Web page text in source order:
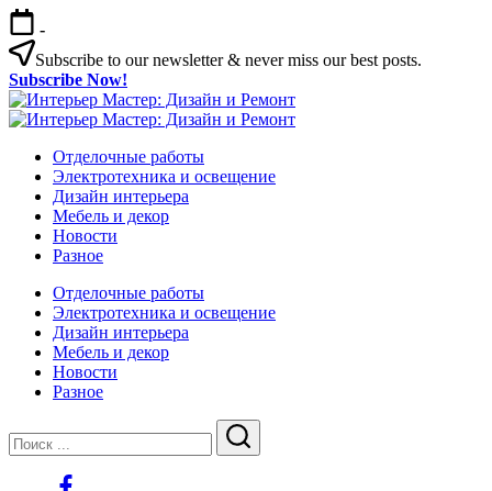
Перейти
к
содержимому
-
Subscribe to our newsletter & never miss our best posts.
Subscribe Now!
Интерьер
Мастер:
Интерьер
Дизайн
Ремонт
Интерьер
Мастер:
Дизайн
Ремонт
Отделочные работы
Электротехника и освещение
Дизайн интерьера
Мебель и декор
Новости
Разное
Отделочные работы
Электротехника и освещение
Дизайн интерьера
Мебель и декор
Новости
Разное
Поиск
Поиск
https://www.facebook.com/